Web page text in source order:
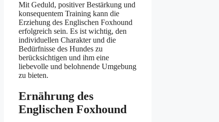
Mit Geduld, positiver Bestärkung und
konsequentem Training kann die
Erziehung des Englischen Foxhound
erfolgreich sein. Es ist wichtig, den
individuellen Charakter und die
Bedürfnisse des Hundes zu
berücksichtigen und ihm eine
liebevolle und belohnende Umgebung
zu bieten.
Ernährung des
Englischen Foxhound